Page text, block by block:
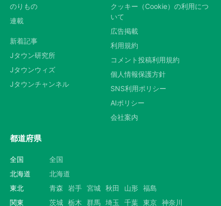
のりもの
連載
新着記事
Jタウン研究所
Jタウンウィズ
Jタウンチャンネル
クッキー（Cookie）の利用につ
いて
広告掲載
利用規約
コメント投稿利用規約
個人情報保護方針
SNS利用ポリシー
AIポリシー
会社案内
都道府県
全国
全国
北海道
北海道
東北
青森 岩手 宮城 秋田 山形 福島
関東
茨城 栃木 群馬 埼玉 千葉 東京 神奈川